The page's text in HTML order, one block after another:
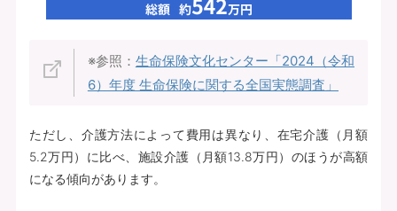
※参照： 生命保険文化センター「2024（令和
6）年度 生命保険に関する全国実態調査」
ただし、介護方法によって費用は異なり、在宅介護（月額
5.2万円）に比べ、施設介護（月額13.8万円）のほうが高額
になる傾向があります。